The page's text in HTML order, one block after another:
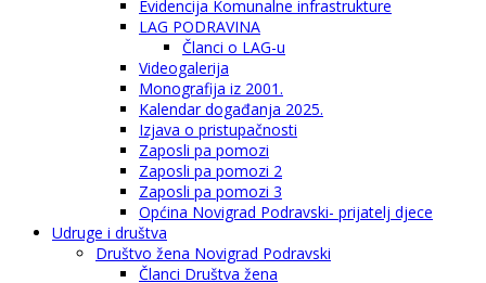
Evidencija Komunalne infrastrukture
LAG PODRAVINA
Članci o LAG-u
Videogalerija
Monografija iz 2001.
Kalendar događanja 2025.
Izjava o pristupačnosti
Zaposli pa pomozi
Zaposli pa pomozi 2
Zaposli pa pomozi 3
Općina Novigrad Podravski- prijatelj djece
Udruge i društva
Društvo žena Novigrad Podravski
Članci Društva žena